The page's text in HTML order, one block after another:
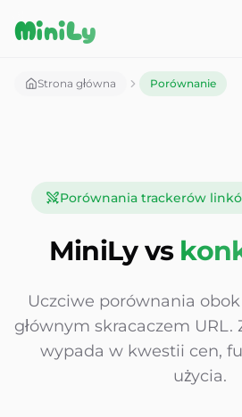
MiniLy
Strona główna Porównanie
Porównania trackerów
MiniLy vs
Uczciwe porównania
głównym skracaczem URL.
wypada w kwestii cen,
użycia.